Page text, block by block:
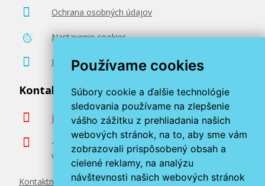
Používame cookies
Súbory cookie a ďalšie technológie
sledovania používame na zlepšenie
vášho zážitku z prehliadania našich
webových stránok, na to, aby sme vám
zobrazovali prispôsobený obsah a
cielené reklamy, na analýzu
návštevnosti našich webových stránok
Ochrana osobných údajov
Nastavenie cookies
Poradenstvo zadarmo
Kontaktujte nás
info@miroluk.sk
+420 377 222 313
Volajte v pracovné dni od 8. do 17. hod.
Kontaktné údaje